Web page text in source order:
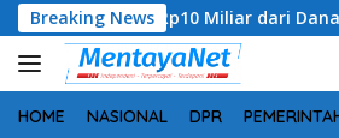
Langsung
ke
konten
Breaking News
Miliar dari Dana Hibah Rp40 Miliar
HOME NASIONAL DPR